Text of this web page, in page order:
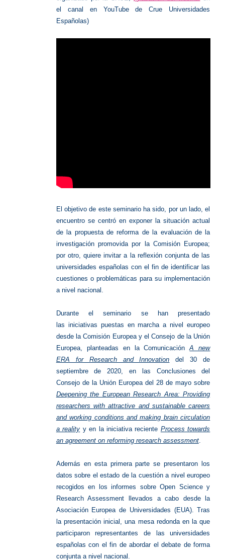
el canal en YouTube de Crue Universidades
Españolas)
El objetivo de este seminario ha sido, por un lado, el
encuentro se centró en exponer la situaciónactual
de la propuesta de reforma de la evaluación de la
investigación promovida por la Comisión Europea;
por otro, quiere invitar a la reflexión conjunta de las
universidades españolas con el fin deidentificar las
cuestiones o problemáticas para su implementación
a nivel nacional.
Durante el seminario se han presentado
las iniciativas puestas en marcha a nivel europeo
desde la Comisión Europea y el Consejo de la Unión
Europea, planteadas en la ComunicaciónA new
ERA for Research and Innovation del 30 de
septiembre de 2020, en las Conclusiones del
Consejo de la Unión Europea del 28 de mayo sobre
Deepening the European Research Area: Providing
researchers with attractive and sustainable careers
and working conditions and making brain circulation
a reality y en la iniciativa reciente Process towards
an agreement on reforming research assessment.
Además en esta primera parte se presentaron los
datos sobre el estado de la cuestión a nivel europeo
recogidosen los informes sobre Open Science y
Research Assessment llevados a cabo desde la
Asociación Europea de Universidades (EUA).Tras
la presentación inicial, una mesa redonda en la que
participaron representantes de
las universidades
españolas con el fin de abordar el debate de forma
conjunta a nivel nacional.